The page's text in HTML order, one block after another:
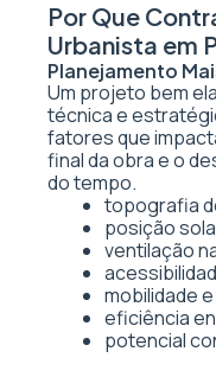
Por Que
Urbanista em
Planejamento
Um projeto bem
técnica e
fatores que
final da obra e o
do tempo.
topografia
posição
ventilação
mobilidade
eficiência
potencial